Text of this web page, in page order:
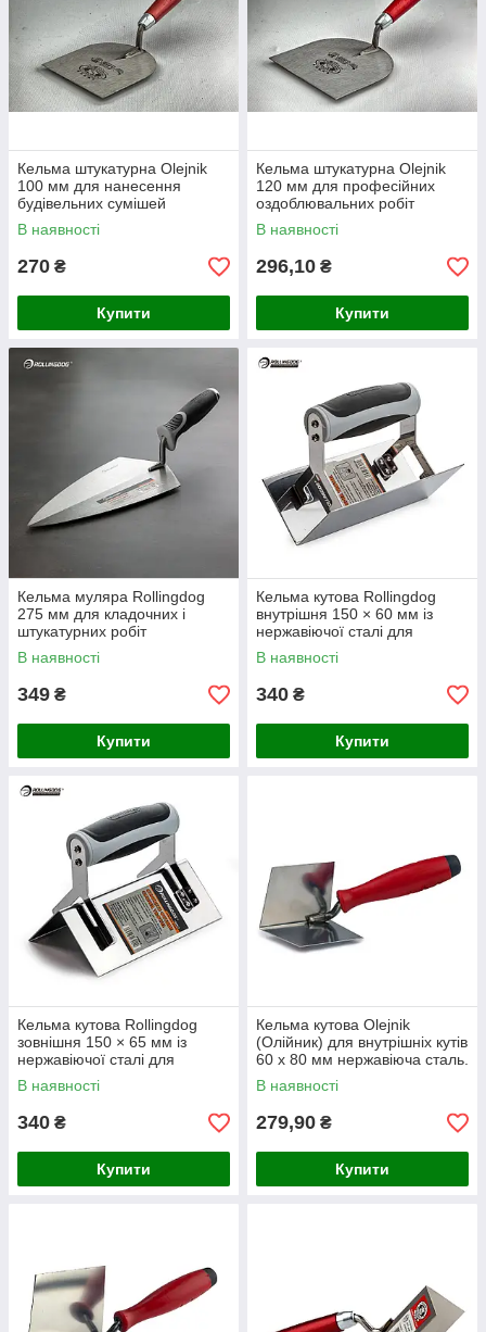
Кельма штукатурна Olejnik
100 мм для нанесення
будівельних сумішей
В наявності
270 ₴
Купити
Кельма штукатурна Olejnik
120 мм для професійних
оздоблювальних робіт
В наявності
296,10 ₴
Купити
Кельма муляра Rollingdog
275 мм для кладочних і
штукатурних робіт
В наявності
349 ₴
Купити
Кельма кутова Rollingdog
внутрішня 150 × 60 мм із
нержавіючої сталі для
формування внутрішніх кутів
бетону
В наявності
340 ₴
Купити
Кельма кутова Rollingdog
зовнішня 150 × 65 мм із
нержавіючої сталі для
формування зовнішніх кутів
бетону
В наявності
340 ₴
Купити
Кельма кутова Olejnik
(Олійник) для внутрішніх кутів
60 х 80 мм нержавіюча сталь.
В наявності
279,90 ₴
Купити